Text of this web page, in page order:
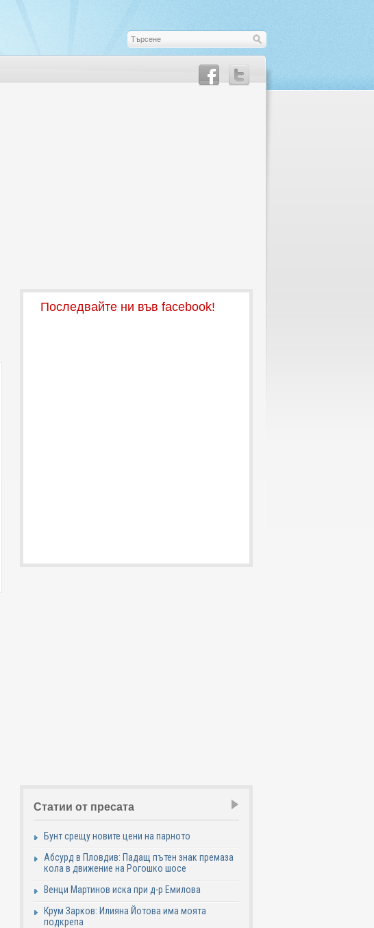
Последвайте ни във facebook!
Статии от пресата
Бунт срещу новите цени на парното
Абсурд в Пловдив: Падащ пътен знак премаза
кола в движение на Рогошко шосе
Венци Мартинов иска при д-р Емилова
Крум Зарков: Илияна Йотова има моята
подкрепа